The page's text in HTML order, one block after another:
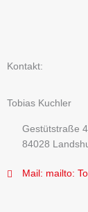
Kontakt:
Tobias Kuchler
Gestütstraße
84028
Mail: mailto: